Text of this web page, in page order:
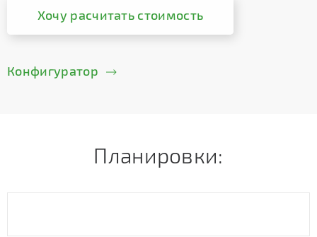
Хочу расчитать стоимость
Конфигуратор
Планировки: